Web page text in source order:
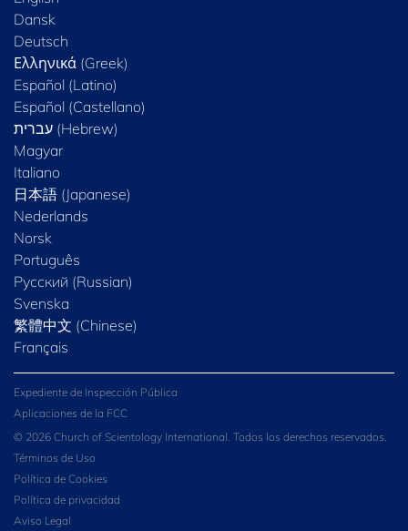
Dansk
Deutsch
Ελληνικά (Greek)
Español (Latino)
Español (Castellano)
Magyar
Italiano
日本語 (Japanese)
Nederlands
Norsk
Português
Русский (Russian)
Svenska
繁體中文 (Chinese)
Français
Expediente de Inspección Pública
Aplicaciones de la FCC
© 2026 Church of Scientology International. Todos los derechos reservados.
Términos de Uso
Política de Cookies
Política de privacidad
Aviso Legal